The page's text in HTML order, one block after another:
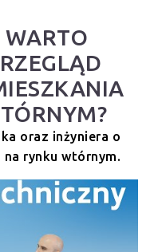
oraz inżyniera o
rynku wtórnym.